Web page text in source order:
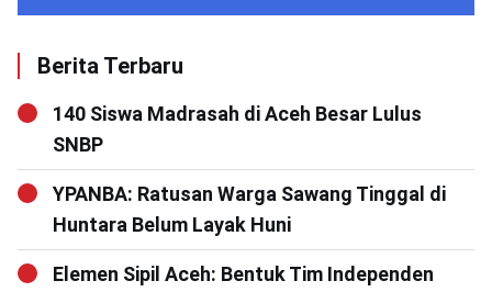
Berita Terbaru
140 Siswa Madrasah di Aceh Besar Lulus
SNBP
YPANBA: Ratusan Warga Sawang Tinggal di
Huntara Belum Layak Huni
Elemen Sipil Aceh: Bentuk Tim Independen